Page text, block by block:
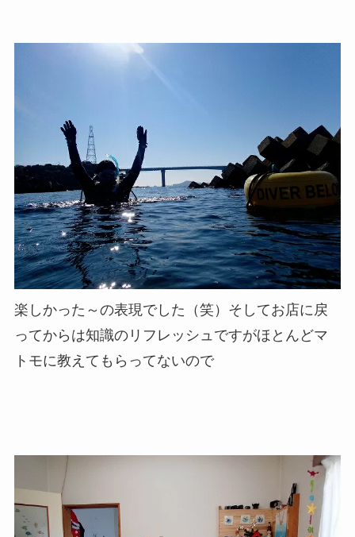
楽しかった～の表現でした（笑）そしてお店に戻
ってからは知識のリフレッシュですがほとんどマ
トモに教えてもらってないので